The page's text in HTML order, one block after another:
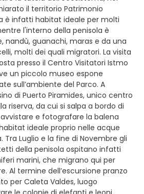
il territorio Patrimonio
è infatti habitat ideale per molti
l'interno della penisola è
nandù, guanachi, maras e da una
molti dei quali migratori. La visita
presso il Centro Visitatori Istmo
un piccolo museo espone
sull’ambiente del Parco. A
di Puerto Piramides, unico centro
riserva, da cui si salpa a bordo di
e fotografare la balena
ideale proprio nelle acque
Luglio e la fine di Novembre gli
della penisola ospitano infatti
marini, che migrano qui per
Al termine dell’escursione pranzo
per Caleta Valdes, luogo